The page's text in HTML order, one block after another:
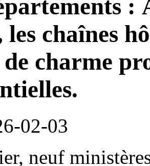
:
les chaînes
charme
02-03
neuf